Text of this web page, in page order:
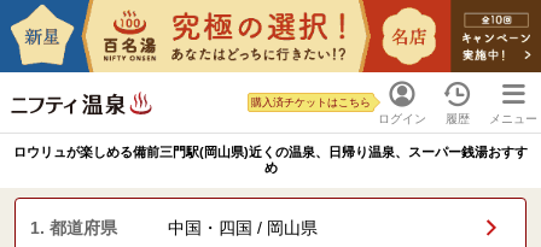
ログイン
購入済チケットはこちら
履歴 メニュー
ロウリュが楽しめる備前三門駅(岡山県)近くの温泉、日帰り温泉、スーパー銭湯おすす
め
1. 都道府県 中国・四国 / 岡山県